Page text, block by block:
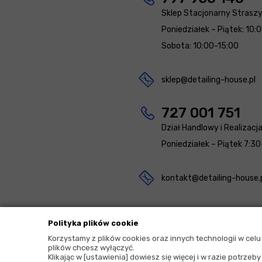
Polityka plików cookie
Korzystamy z plików cookies oraz innych technologii w
plików chcesz wyłączyć.
Klikając w [ustawienia] dowiesz się więcej i w razie
Sklep Stacjonarny
Poniedziałek – Piątek:
Sobota: 10:00-15:00
sklep@detailing-house.pl
727 001 751
Dział Handlowy i
Poniedziałek – Piątek
kontakt@detailing-
2026 © Copyrights by |Detailing House